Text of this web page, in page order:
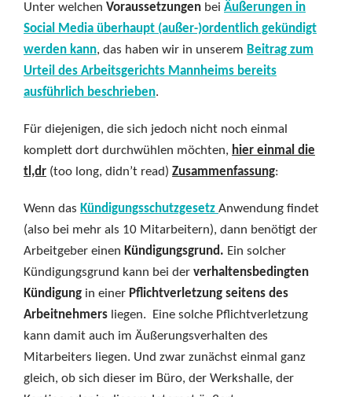
Unter welchen Voraussetzungen bei Äußerungen in
Social Media überhaupt (außer-)ordentlich gekündigt
werden kann, das haben wir in unserem Beitrag zum
Urteil des Arbeitsgerichts Mannheims bereits
ausführlich beschrieben.
Für diejenigen, die sich jedoch nicht noch einmal
komplett dort durchwühlen möchten, hier einmal die
tl,dr (too long, didn’t read) Zusammenfassung:
Wenn das Kündigungsschutzgesetz Anwendung findet
(also bei mehr als 10 Mitarbeitern), dann benötigt der
Arbeitgeber einen Kündigungsgrund. Ein solcher
Kündigungsgrund kann bei der verhaltensbedingten
Kündigung in einer Pflichtverletzung seitens des
Arbeitnehmers liegen. Eine solche Pflichtverletzung
kann damit auch im Äußerungsverhalten des
Mitarbeiters liegen. Und zwar zunächst einmal ganz
gleich, ob sich dieser im Büro, der Werkshalle, der